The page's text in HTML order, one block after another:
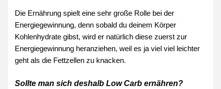
Die Ernährung spielt eine sehr große Rolle bei der
Energiegewinnung, denn sobald du deinem Körper
Kohlenhydrate gibst, wird er natürlich diese zuerst zur
Energiegewinnung heranziehen, weil es ja viel viel leichter
geht als die Fettzellen zu knacken.
Sollte man sich deshalb Low Carb ernähren?